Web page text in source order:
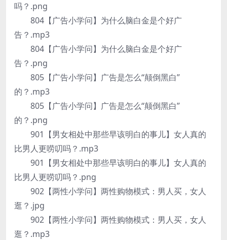
吗？.png
804【广告小学问】为什么脑白金是个好广
告？.mp3
804【广告小学问】为什么脑白金是个好广
告？.png
805【广告小学问】广告是怎么“颠倒黑白”
的？.mp3
805【广告小学问】广告是怎么“颠倒黑白”
的？.png
901【男女相处中那些早该明白的事儿】女人真的
比男人更唠叨吗？.mp3
901【男女相处中那些早该明白的事儿】女人真的
比男人更唠叨吗？.png
902【两性小学问】两性购物模式：男人买，女人
逛？.jpg
902【两性小学问】两性购物模式：男人买，女人
逛？.mp3